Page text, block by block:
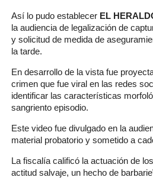
Así lo pudo establecer EL
la audiencia de legalización de
y solicitud de medida de
la tarde.
En desarrollo de la vista fue
crimen que fue viral en las redes
identificar las características
sangriento episodio.
Este video fue divulgado en la
material probatorio y sometido a
La fiscalía calificó la actuación de
actitud salvaje, un hecho de